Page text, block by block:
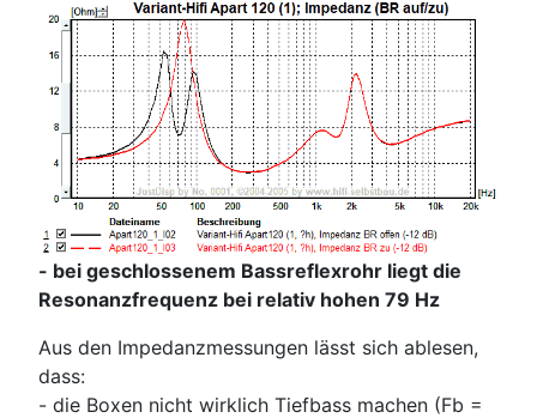
- bei geschlossenem Bassreflexrohr liegt die
Resonanzfrequenz bei relativ hohen 79 Hz
Aus den Impedanzmessungen lässt sich ablesen,
dass:
- die Boxen nicht wirklich Tiefbass machen (Fb =